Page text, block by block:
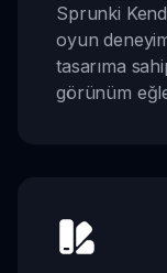
Sprunki
oyun
tasarıma
görünüm